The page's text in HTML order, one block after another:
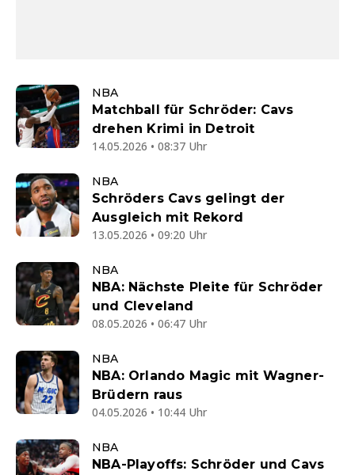
NBA
Matchball für Schröder: Cavs
drehen Krimi in Detroit
14.05.2026 • 08:37 Uhr
NBA
Schröders Cavs gelingt der
Ausgleich mit Rekord
13.05.2026 • 09:20 Uhr
NBA
NBA: Nächste Pleite für Schröder
und Cleveland
08.05.2026 • 06:47 Uhr
NBA
NBA: Orlando Magic mit Wagner-
Brüdern raus
04.05.2026 • 10:44 Uhr
NBA
NBA-Playoffs: Schröder und Cavs